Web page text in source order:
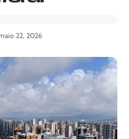
22, 2026